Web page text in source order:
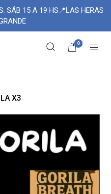
SÁB 15 A 19 HS📍LAS HERAS
0
X3